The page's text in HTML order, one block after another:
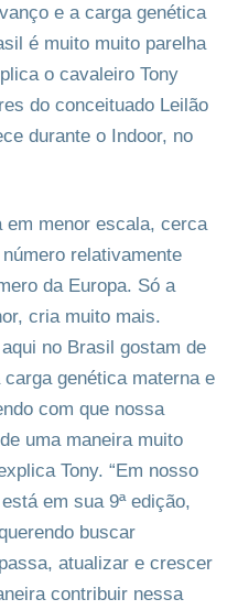
e a carga genética
é muito muito parelha
o cavaleiro Tony
do conceituado Leilão
durante o Indoor, no
em menor escala, cerca
relativamente
da Europa. Só a
cria muito mais.
no Brasil gostam de
genética materna e
com que nossa
uma maneira muito
Tony. “Em nosso
em sua 9ª edição,
buscar
atualizar e crescer
contribuir nessa